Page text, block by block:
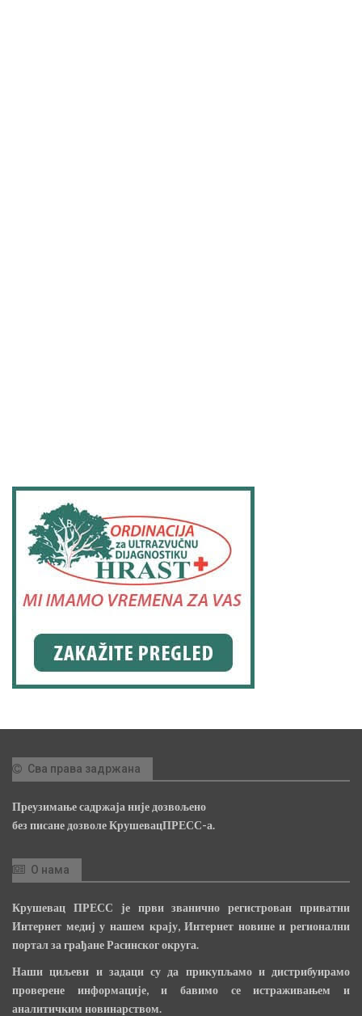
Сва права задржана
Преузимање садржаја није дозвољено
без писане дозволе КрушевацПРЕСС-а.
О нама
Крушевац ПРЕСС је први званично регистрован приватни
Интернет медиј у нашем крају, Интернет новине и регионални
портал за грађане Расинског округа.
Наши циљеви и задаци су да прикупљамо и дистрибуирамо
проверене информације, и бавимо се истраживањем и
аналитичким новинарством.